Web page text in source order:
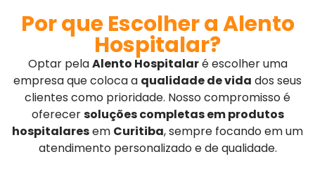
Por que Escolher a Alento
Hospitalar?
Optar pelaAlento Hospitalaré escolher uma
empresa que coloca a qualidade de vida dos seus
clientes como prioridade. Nosso compromisso é
oferecersoluções completas em produtos
hospitalaresem Curitiba, sempre focando em um
atendimento personalizado e de qualidade.